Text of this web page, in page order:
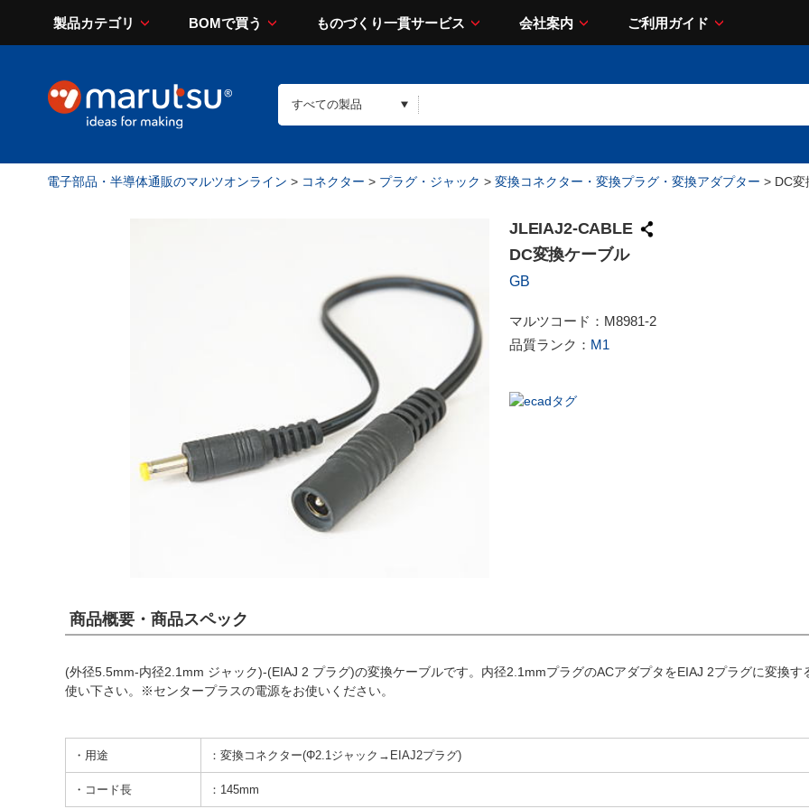
製品カテゴリ BOMで買う ものづくり一貫サービス 会社案内 ご利用ガイド
電子部品・半導体通販のマルツオンライン > コネクター > プラグ・ジャック > 変換コネクター・変換プラグ・変換アダプター > DC変
JLEIAJ2-CABLE
DC変換ケーブル
GB
マルツコード： M8981-2
品質ランク： M1
商品概要・商品スペック
(外径5.5mm-内径2.1mm ジャック)-(EIAJ 2 プラグ)の変換ケーブルです。内径2.1mmプラグのACアダプタをEIAJ 2プラグに変換す
使い下さい。※センタープラスの電源をお使いください。
・用途 ：変換コネクター(Φ2.1ジャック→EIAJ2プラグ)
・コード長 ：145mm